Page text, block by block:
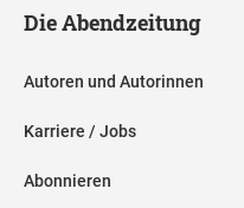
Die Abendzeitung
Autoren und Autorinnen
Karriere / Jobs
Abonnieren